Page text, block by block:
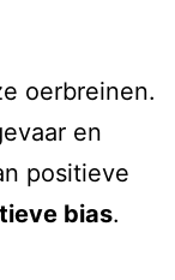
oerbreinen.
en
positieve
bias.